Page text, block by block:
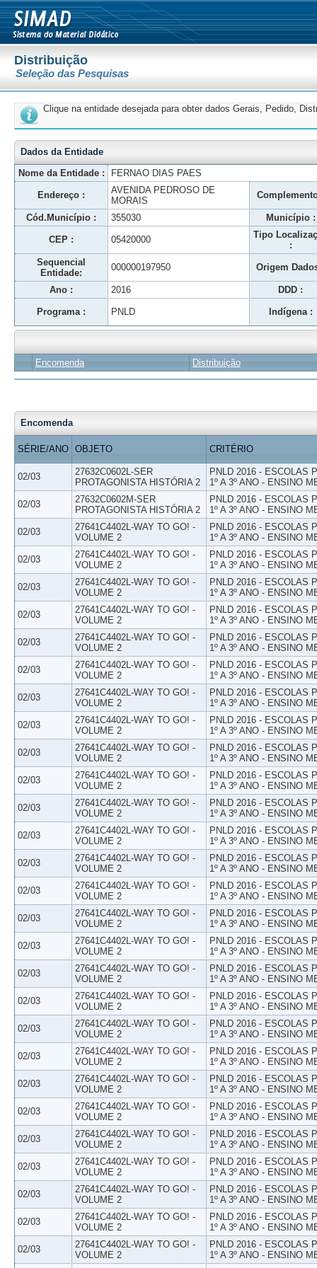
Distribuição
Seleção das Pesquisas
Clique na entidade desejada para obter dados Gerais, Pedido,
Dados da Entidade
Nome da Entidade :
FERNAO DIAS PAES
Endereço :
AVENIDA PEDROSO DE
MORAIS
Cód.Município : 355030 Município :
CEP : 05420000
Tipo
:
Sequencial
Entidade:
000000197950 Origem
Ano : 2016 DDD :
Programa : PNLD Indígena :
Encomenda Distribuição
Encomenda
SÉRIE/ANO OBJETO CRITÉRIO
02/03
27632C0602L-SER
PROTAGONISTA HISTÓRIA 2
PNLD 2016 - ESCOLAS
1º A 3º ANO - ENSINO
02/03
27632C0602M-SER
PROTAGONISTA HISTÓRIA 2
PNLD 2016 - ESCOLAS
1º A 3º ANO - ENSINO
02/03
27641C4402L-WAY TO GO! -
VOLUME 2
PNLD 2016 - ESCOLAS
1º A 3º ANO - ENSINO
02/03
27641C4402L-WAY TO GO! -
VOLUME 2
PNLD 2016 - ESCOLAS
1º A 3º ANO - ENSINO
02/03
27641C4402L-WAY TO GO! -
VOLUME 2
PNLD 2016 - ESCOLAS
1º A 3º ANO - ENSINO
02/03
27641C4402L-WAY TO GO! -
VOLUME 2
PNLD 2016 - ESCOLAS
1º A 3º ANO - ENSINO
02/03
27641C4402L-WAY TO GO! -
VOLUME 2
PNLD 2016 - ESCOLAS
1º A 3º ANO - ENSINO
02/03
27641C4402L-WAY TO GO! -
VOLUME 2
PNLD 2016 - ESCOLAS
1º A 3º ANO - ENSINO
02/03
27641C4402L-WAY TO GO! -
VOLUME 2
PNLD 2016 - ESCOLAS
1º A 3º ANO - ENSINO
02/03
27641C4402L-WAY TO GO! -
VOLUME 2
PNLD 2016 - ESCOLAS
1º A 3º ANO - ENSINO
02/03
27641C4402L-WAY TO GO! -
VOLUME 2
PNLD 2016 - ESCOLAS
1º A 3º ANO - ENSINO
02/03
27641C4402L-WAY TO GO! -
VOLUME 2
PNLD 2016 - ESCOLAS
1º A 3º ANO - ENSINO
02/03
27641C4402L-WAY TO GO! -
VOLUME 2
PNLD 2016 - ESCOLAS
1º A 3º ANO - ENSINO
02/03
27641C4402L-WAY TO GO! -
VOLUME 2
PNLD 2016 - ESCOLAS
1º A 3º ANO - ENSINO
02/03
27641C4402L-WAY TO GO! -
VOLUME 2
PNLD 2016 - ESCOLAS
1º A 3º ANO - ENSINO
02/03
27641C4402L-WAY TO GO! -
VOLUME 2
PNLD 2016 - ESCOLAS
1º A 3º ANO - ENSINO
02/03
27641C4402L-WAY TO GO! -
VOLUME 2
PNLD 2016 - ESCOLAS
1º A 3º ANO - ENSINO
02/03
27641C4402L-WAY TO GO! -
VOLUME 2
PNLD 2016 - ESCOLAS
1º A 3º ANO - ENSINO
02/03
27641C4402L-WAY TO GO! -
VOLUME 2
PNLD 2016 - ESCOLAS
1º A 3º ANO - ENSINO
02/03
27641C4402L-WAY TO GO! -
VOLUME 2
PNLD 2016 - ESCOLAS
1º A 3º ANO - ENSINO
02/03
27641C4402L-WAY TO GO! -
VOLUME 2
PNLD 2016 - ESCOLAS
1º A 3º ANO - ENSINO
02/03
27641C4402L-WAY TO GO! -
VOLUME 2
PNLD 2016 - ESCOLAS
1º A 3º ANO - ENSINO
02/03
27641C4402L-WAY TO GO! -
VOLUME 2
PNLD 2016 - ESCOLAS
1º A 3º ANO - ENSINO
02/03
27641C4402L-WAY TO GO! -
VOLUME 2
PNLD 2016 - ESCOLAS
1º A 3º ANO - ENSINO
02/03
27641C4402L-WAY TO GO! -
VOLUME 2
PNLD 2016 - ESCOLAS
1º A 3º ANO - ENSINO
02/03
27641C4402L-WAY TO GO! -
VOLUME 2
PNLD 2016 - ESCOLAS
1º A 3º ANO - ENSINO
02/03
27641C4402L-WAY TO GO! -
VOLUME 2
PNLD 2016 - ESCOLAS
1º A 3º ANO - ENSINO
02/03
27641C4402L-WAY TO GO! -
VOLUME 2
PNLD 2016 - ESCOLAS
1º A 3º ANO - ENSINO
02/03
27641C4402L-WAY TO GO! -
VOLUME 2
PNLD 2016 - ESCOLAS
1º A 3º ANO - ENSINO